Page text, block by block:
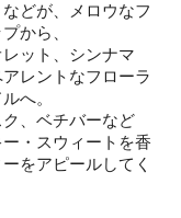
どが、メロウなフ
から、
ット、シンナマ
レントなフローラ
へ。
、ベチバーなど
・スウィートを香
をアピールしてく